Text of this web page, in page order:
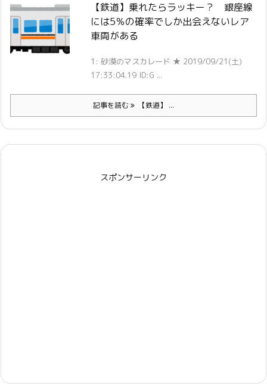
【鉄道】乗れたらラッキー？ 銀座線
には5％の確率でしか出会えないレア
車両がある
1: 砂漠のマスカレード ★ 2019/09/21(土)
17:33:04.19 ID:G ...
記事を読む 【鉄道】 ...
スポンサーリンク